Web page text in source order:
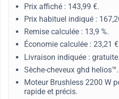
Prix affiché : 143,99 €.
Prix habituel indiqué :
Remise calculée : 13,9 %.
Économie calculée : 23,21
Livraison indiquée : gratuite.
Sèche-cheveux ghd helios™.
Moteur Brushless 2200 W
rapide et précis.